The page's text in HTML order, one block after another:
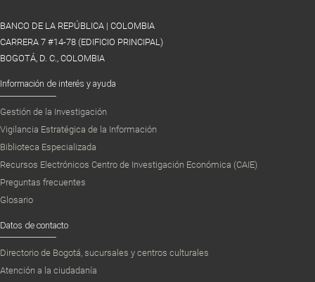
BANCO DE LA REPÚBLICA | COLOMBIA
CARRERA 7 #14-78 (EDIFICIO PRINCIPAL)
BOGOTÁ, D. C., COLOMBIA
Información de interés y ayuda
Gestión de la Investigación
Vigilancia Estratégica de la Información
Biblioteca Especializada
Recursos Electrónicos Centro de Investigación Económica (CAIE)
Preguntas frecuentes
Glosario
Datos de contacto
Directorio de Bogotá, sucursales y centros culturales
Atención a la ciudadanía